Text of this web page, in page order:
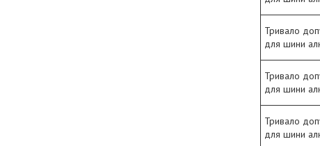
Тривало
для шини
Тривало
для шини
Тривало
для шини